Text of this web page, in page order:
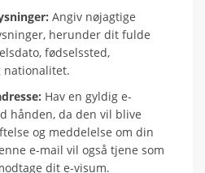
Angiv nøjagtige
herunder dit fulde
fødselssted,
nationalitet.
Hav en gyldig e-
hånden, da den vil blive
og meddelelse om din
e-mail vil også tjene som
dit e-visum.